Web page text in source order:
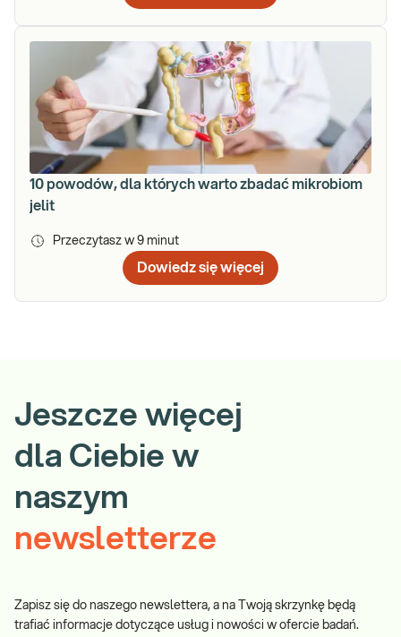
10 powodów, dla których warto zbadać mikrobiom
jelit
Przeczytasz w 9 minut
Dowiedz się więcej
Jeszcze więcej
dla Ciebie w
naszym
newsletterze
Zapisz się do naszego newslettera, a na Twoją skrzynkę będą
trafiać informacje dotyczące usług i nowości w ofercie badań.